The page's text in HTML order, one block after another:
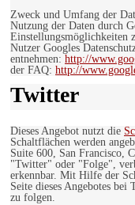
Zweck und Umfang der
Nutzung der Daten durch
Einstellungsmöglichkeiten
Nutzer Googles
entnehmen: http://
der FAQ: http://
Twitter
Dieses Angebot nutzt die
Schaltflächen werden
Suite 600, San Francisco,
"Twitter" oder "Folge",
erkennbar. Mit Hilfe der
Seite dieses Angebotes
zu folgen.